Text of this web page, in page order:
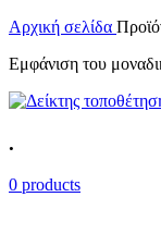
Αρχική σελίδα
Εμφάνιση του
.
0 products